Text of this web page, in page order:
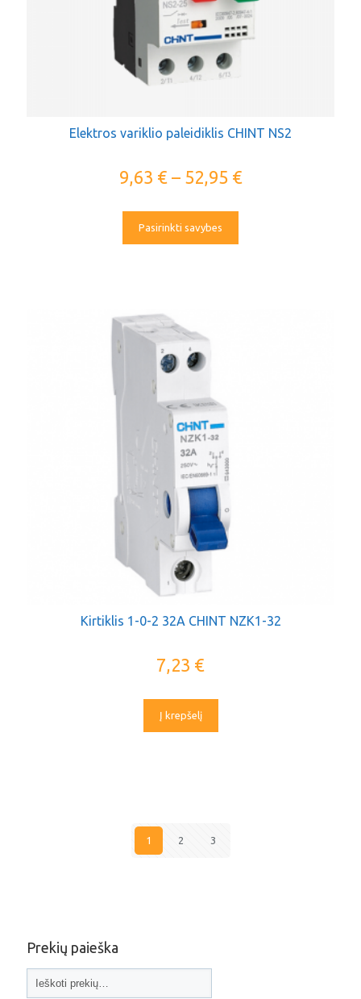
Elektros variklio paleidiklis CHINT NS2
9,63 €– 52,95 €
Pasirinkti savybes
Kirtiklis 1-0-2 32A CHINT NZK1-32
7,23 €
Į krepšelį
1 2 3
Prekių paieška